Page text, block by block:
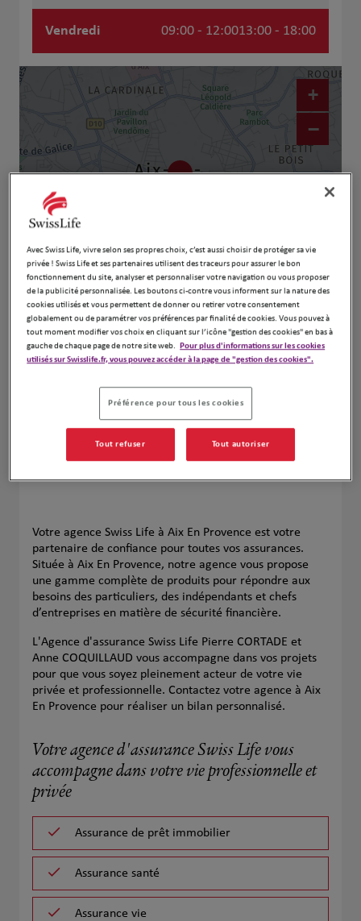
Vendredi 09:00 - 12:0013:00 - 18:00
+
−
Leaflet| Map ©2026HERE
Naviguer Itinéraire
Votre agence Swiss Life à Aix En Provence est votre
partenaire de confiance pour toutes vos assurances.
Située à Aix En Provence, notre agence vous propose
une gamme complète de produits pour répondre aux
besoins des particuliers, des indépendants et chefs
d’entreprises en matière de sécurité financière.
L'Agence d'assurance Swiss Life Pierre CORTADE et
Anne COQUILLAUD vous accompagne dans vos projets
pour que vous soyez pleinement acteur de votre vie
privée et professionnelle. Contactez votre agence à Aix
En Provence pour réaliser un bilan personnalisé.
Votre agence d'assurance Swiss Life vous
accompagne dans votre vie professionnelle et
privée
Assurance de prêt immobilier
Assurance santé
Assurance vie
Avec Swiss Life, vivre selon ses propres choix, c’est aussi choisir de protéger sa vie
privée ! Swiss Life et ses partenaires utilisent des traceurs pour assurer le bon
fonctionnement du site, analyser et personnaliser votre navigation ou vous proposer
de la publicité personnalisée. Les boutons ci-contre vous informent sur la nature des
cookies utilisés et vous permettent de donner ou retirer votre consentement
globalement ou de paramétrer vos préférences par finalité de cookies. Vous pouvez à
tout moment modifier vos choix en cliquant sur l’icône "gestion des cookies" en bas à
gauche de chaque page de notre site web. Pour plus d'informations sur les cookies
utilisés sur Swisslife.fr, vous pouvez accéder à la page de "gestion des cookies".
Préférence pour tous les cookies
Tout refuser Tout autoriser